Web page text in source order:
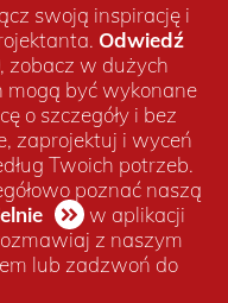
swoją inspirację i
Odwiedź
, zobacz w dużych
mogą być wykonane
o szczegóły i bez
zaprojektuj i wyceń
Twoich potrzeb.
poznać naszą
w aplikacji
z naszym
lub zadzwoń do